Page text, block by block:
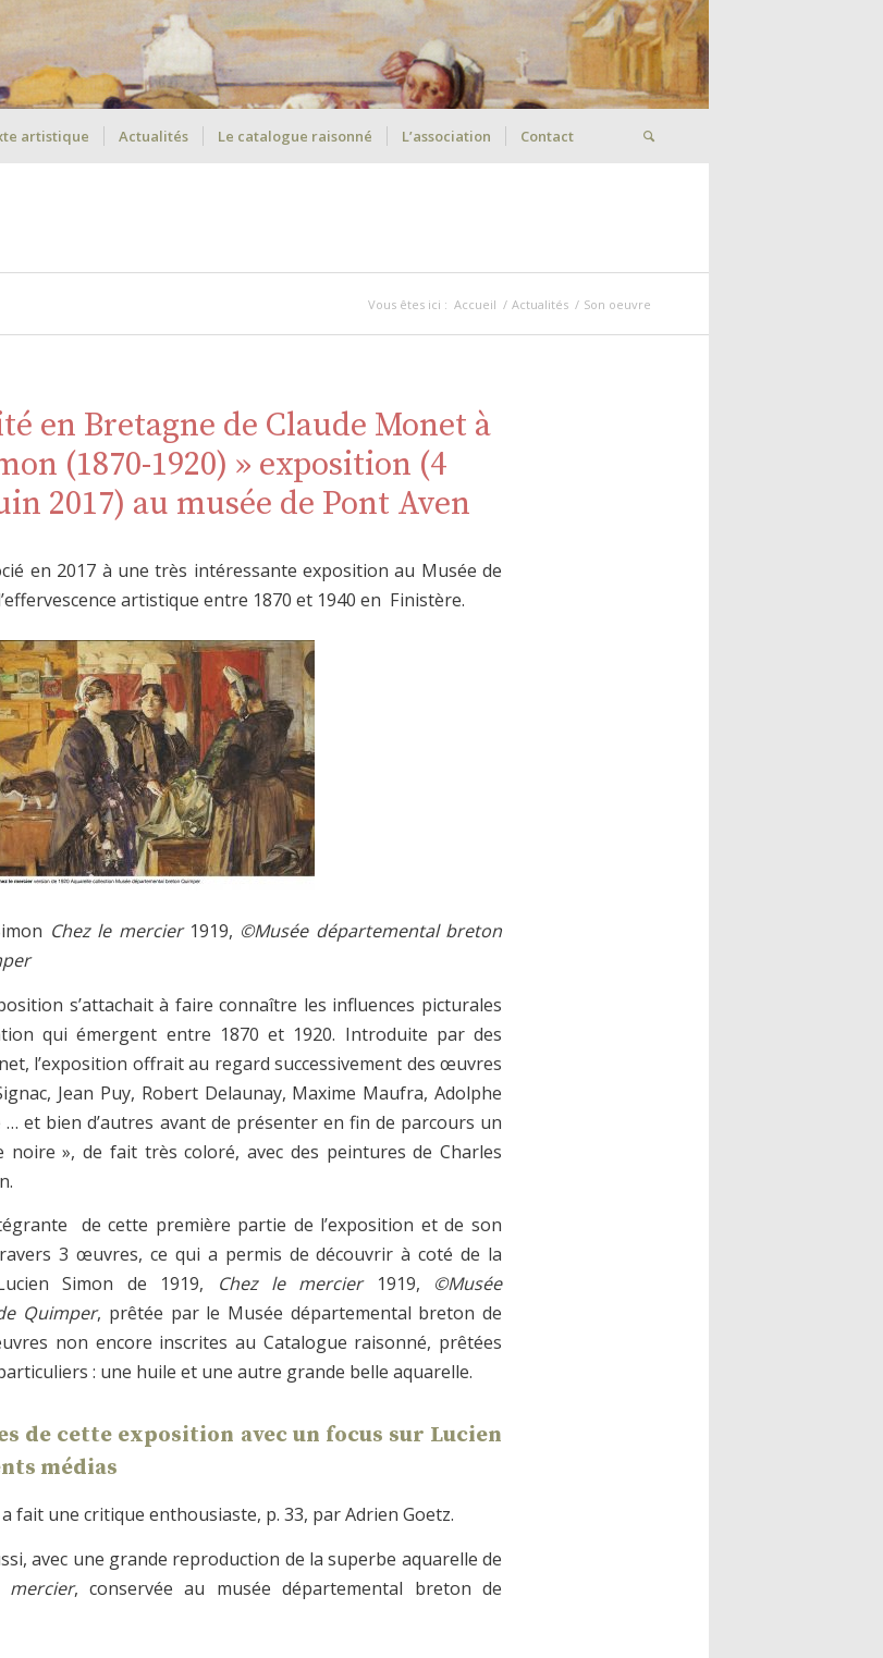
artistique Actualités Le catalogue raisonné L’association Contact
Vous êtes ici : Accueil / Actualités / Son oeuvre
en Bretagne de Claude Monet à
(1870-1920) » exposition (4
2017) au musée de Pont Aven
en 2017 à une très intéressante exposition au Musée de
artistique entre 1870 et 1940 en Finistère.
Chez le mercier 1919, ©Musée départemental breton
s’attachait à faire connaître les influences picturales
qui émergent entre 1870 et 1920. Introduite par des
l’exposition offrait au regard successivement des œuvres
Jean Puy, Robert Delaunay, Maxime Maufra, Adolphe
et bien d’autres avant de présenter en fin de parcours un
noire », de fait très coloré, avec des peintures de Charles
de cette première partie de l’exposition et de son
3 œuvres, ce qui a permis de découvrir à coté de la
Simon de 1919,
Chez le mercier 1919, ©Musée
Quimper, prêtée par le Musée départemental breton de
non encore inscrites au Catalogue raisonné, prêtées
: une huile et une autre grande belle aquarelle.
de cette exposition avec un focus sur Lucien
médias
fait une critique enthousiaste, p. 33, par Adrien Goetz.
avec une grande reproduction de la superbe aquarelle de
mercier, conservée au musée départemental breton de